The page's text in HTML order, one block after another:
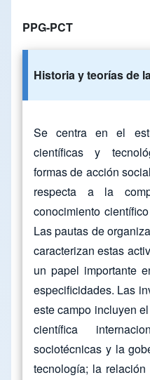
PPG-PCT
Historia y teorías de
Se centra en el
científicas y
formas de acción
respecta a la
conocimiento
Las pautas de
caracterizan estas
un papel importante
especificidades. Las
este campo incluyen
científica
sociotécnicas y la
tecnología; la